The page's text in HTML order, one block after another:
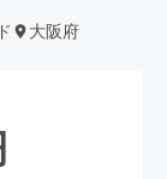
大阪府